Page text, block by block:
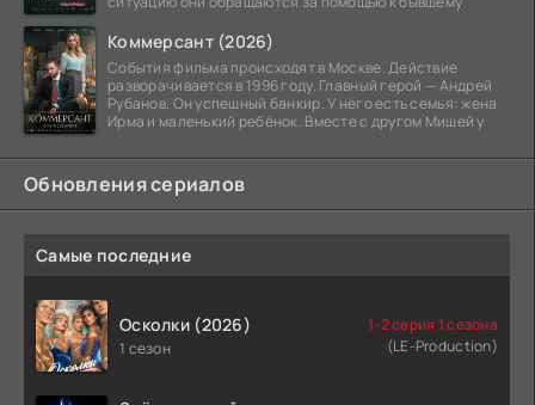
Коммерсант (2026)
События фильма происходят в Москве. Действие
разворачивается в 1996 году. Главный герой — Андрей
Рубанов. Он успешный банкир. У него есть семья: жена
Ирма и маленький ребёнок. Вместе с другом Мишей у
Обновления сериалов
Самые последние
Осколки (2026)
1 сезон
1-2 серия 1 сезона
(LE-Production)